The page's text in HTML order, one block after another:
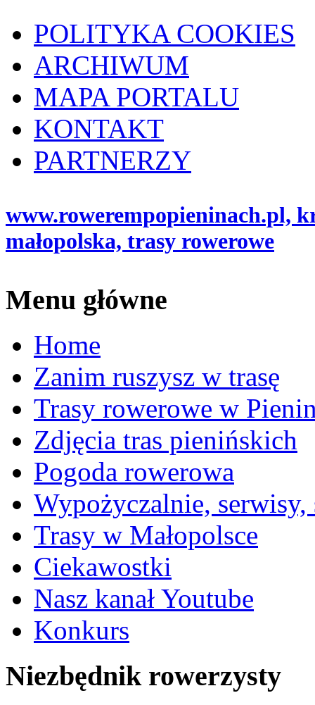
POLITYKA COOKIES
ARCHIWUM
MAPA PORTALU
KONTAKT
PARTNERZY
www.rowerempopieninach.pl,
małopolska, trasy rowerowe
Menu główne
Home
Zanim ruszysz w trasę
Trasy rowerowe w
Zdjęcia tras pienińskich
Pogoda rowerowa
Wypożyczalnie, serwisy,
Trasy w Małopolsce
Ciekawostki
Nasz kanał Youtube
Konkurs
Niezbędnik rowerzysty